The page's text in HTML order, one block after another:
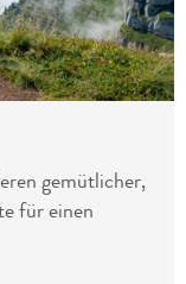
gemütlicher,
für einen